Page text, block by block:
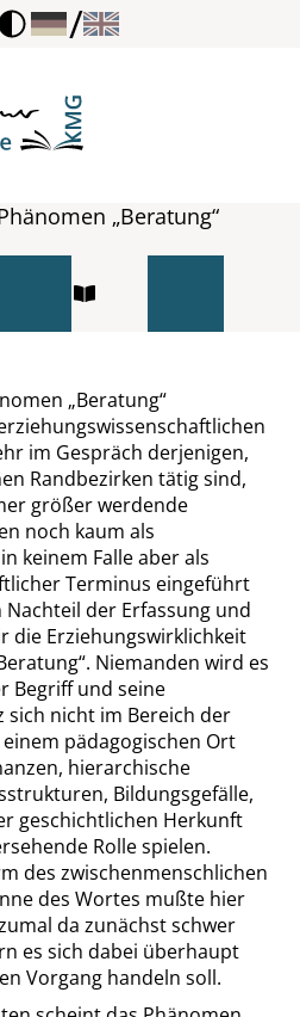
/
„Beratung“
„Beratung“
im Gespräch derjenigen,
Randbezirken tätig sind,
größer werdende
noch kaum als
keinem Falle aber als
Terminus eingeführt
der Erfassung und
die Erziehungswirklichkeit
“. Niemanden wird es
Begriff und seine
sich nicht im Bereich der
pädagogischen Ort
hierarchische
Bildungsgefälle,
geschichtlichen Herkunft
Rolle spielen.
des zwischenmenschlichen
des Wortes mußte hier
da zunächst schwer
es sich dabei überhaupt
Vorgang handeln soll.